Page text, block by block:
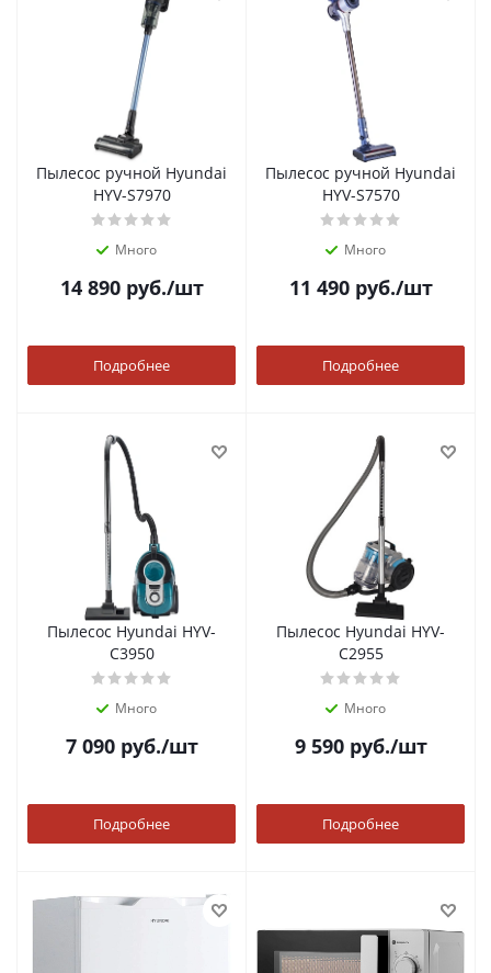
Пылесос ручной Hyundai
HYV-S7970
Много
14 890руб./шт
Подробнее
Пылесос ручной Hyundai
HYV-S7570
Много
11 490руб./шт
Подробнее
Пылесос Hyundai HYV-
C3950
Много
7 090руб./шт
Подробнее
Пылесос Hyundai HYV-
C2955
Много
9 590руб./шт
Подробнее